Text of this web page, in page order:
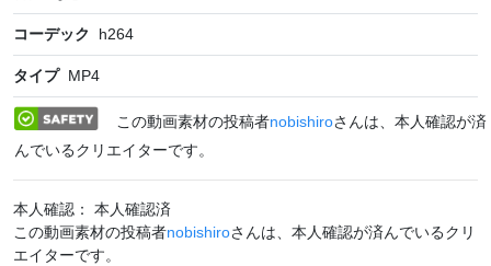
コーデック h264
タイプ MP4
この動画素材の投稿者nobishiroさんは、本人確認が済
んでいるクリエイターです。
本人確認： 本人確認済
この動画素材の投稿者nobishiroさんは、本人確認が済んでいるクリ
エイターです。